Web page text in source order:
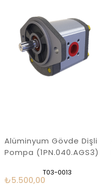
Alüminyum Gövde Dişli
Pompa (1PN.040.AGS3)
T03-0013
₺5.500,00